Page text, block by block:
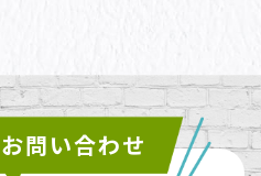
問い合わせ